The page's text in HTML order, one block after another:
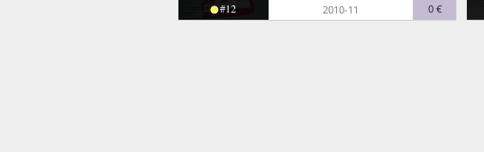
#12 2010-11 0 €